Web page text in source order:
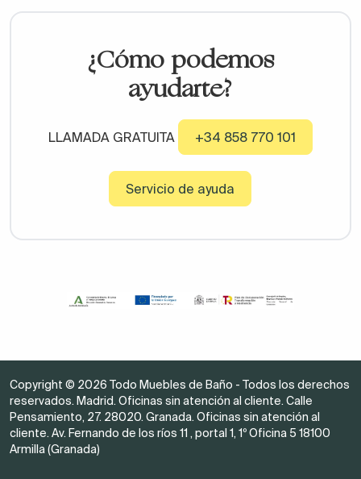
¿Cómo podemos
ayudarte?
LLAMADA GRATUITA +34 858 770 101
Servicio de ayuda
Copyright © 2026 Todo Muebles de Baño - Todos los derechos
reservados. Madrid. Oficinas sin atención al cliente. Calle
Pensamiento, 27. 28020. Granada. Oficinas sin atención al
cliente. Av. Fernando de los ríos 11 , portal 1, 1º Oficina 5 18100
Armilla (Granada)